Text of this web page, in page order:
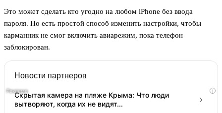
Это может сделать кто угодно на любом iPhone без ввода
пароля. Но есть простой способ изменить настройки, чтобы
карманник не смог включить авиарежим, пока телефон
заблокирован.
Новости партнеров
i
Скрытая камера на пляже Крыма: Что люди
вытворяют, когда их не видят...